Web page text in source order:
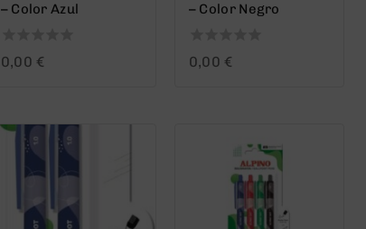
– Color Azul
0
0,00 €
– Color Negro
0
0,00 €